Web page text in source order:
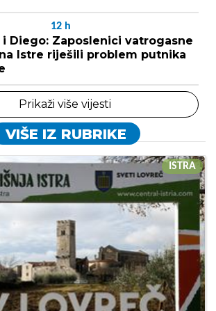
12 h
i Diego: Zaposlenici vatrogasne
Istre riješili problem putnika
Prikaži više vijesti
VIŠE IZ RUBRIKE
ISTRA